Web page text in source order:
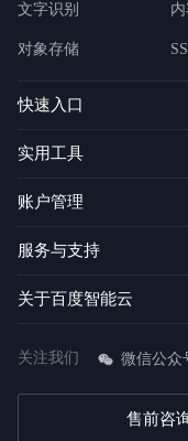
文字识别
对象存储
快速入口
实用工具
账户管理
服务与支持
关于百度智能云
关注我们 微信公众
售前咨